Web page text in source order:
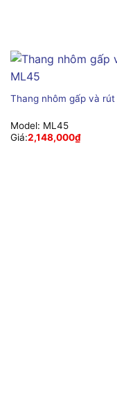
Thang nhôm gấp và
Model: ML45
Giá:2,148,000₫